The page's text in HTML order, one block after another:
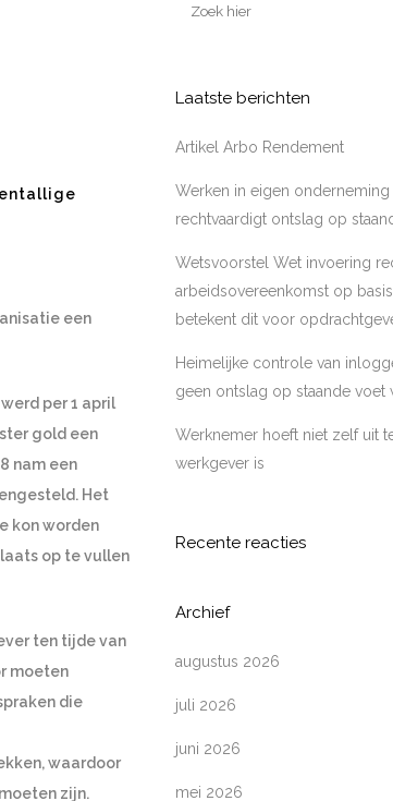
een
per 1 april
gold een
nam een
Het
kon worden
op te vullen
ten tijde van
moeten
die
waardoor
zijn.
Laatste berichten
Artikel Arbo Rendement
Werken in eigen
rechtvaardigt ontslag op
Wetsvoorstel Wet invoering
arbeidsovereenkomst op
betekent dit voor
Heimelijke controle van
geen ontslag op staande voet
Werknemer hoeft niet zelf uit
werkgever is
Recente reacties
Archief
augustus 2026
juli 2026
juni 2026
mei 2026